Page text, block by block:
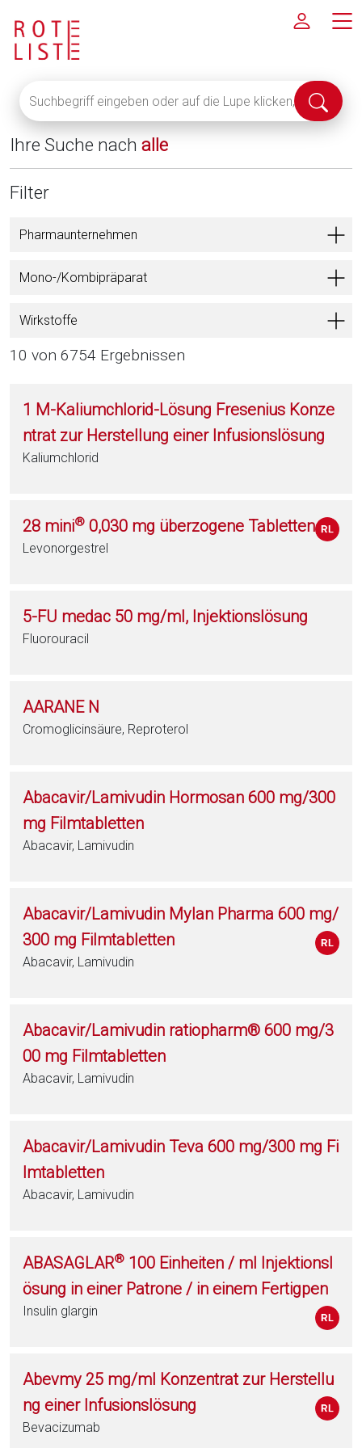
eingeben
oder
auf
die
Lupe
alle
anzuzeigen
Suche
Ihre Suche nach alle
Filter
Pharmaunternehmen
Mono-/Kombipräparat
Wirkstoffe
10 von 6754 Ergebnissen
1 M-Kaliumchlorid-Lösung Fresenius Konze
ntrat zur Herstellung einer Infusionslösung
Kaliumchlorid
28 mini® 0,030 mg überzogene Tabletten
Levonorgestrel
5-FU medac 50 mg/ml, Injektionslösung
Fluorouracil
AARANE N
Cromoglicinsäure, Reproterol
Abacavir/Lamivudin Hormosan 600 mg/300
mg Filmtabletten
Abacavir, Lamivudin
Abacavir/Lamivudin Mylan Pharma 600 mg/
300 mg Filmtabletten
Abacavir, Lamivudin
Abacavir/Lamivudin ratiopharm® 600 mg/3
00 mg Filmtabletten
Abacavir, Lamivudin
Abacavir/Lamivudin Teva 600 mg/300 mg Fi
lmtabletten
Abacavir, Lamivudin
ABASAGLAR® 100 Einheiten / ml Injektionsl
ösung in einer Patrone / in einem Fertigpen
Insulin glargin
Abevmy 25 mg/ml Konzentrat zur Herstellu
ng einer Infusionslösung
Bevacizumab